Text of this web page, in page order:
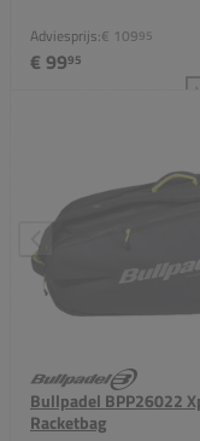
Adviesprijs:€ 10995
€ 9995
Bullpadel BPP26022
Racketbag